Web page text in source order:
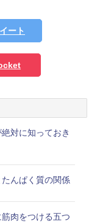
ート
対に知っておき
んぱく質の関係
肉をつける五つ